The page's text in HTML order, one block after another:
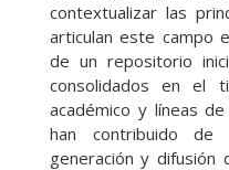
contextualizar las
articulan este campo
de un repositorio
consolidados en el
académico y líneas
han contribuido de
generación y difusión